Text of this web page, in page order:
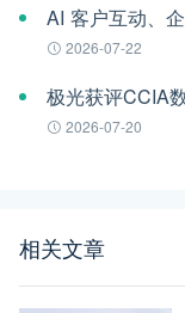
2026-07-22
2026-07-20
相关文章